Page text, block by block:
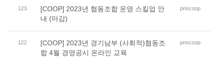
123
[COOP] 2023년 협동조합 운영 스킬업 안
내 (마감)
pnscoop
122
[COOP] 2023년 경기남부 (사회적)협동조
합 4월 경영공시 온라인 교육
pnscoop